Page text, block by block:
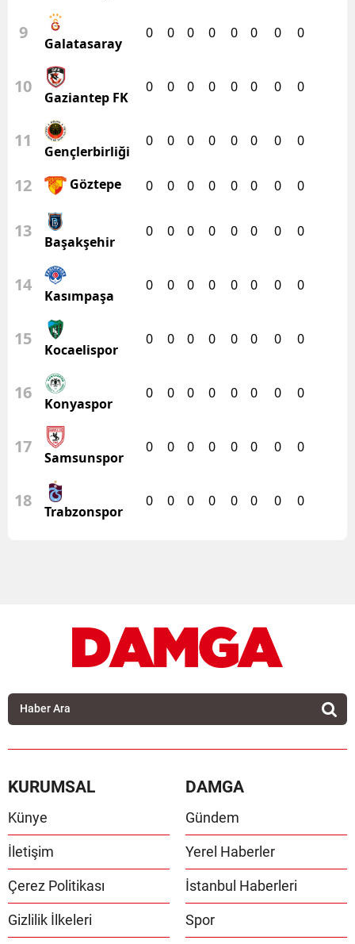
9
Galatasaray
0 0 0 0 0 0 0 0
10
Gaziantep FK
0 0 0 0 0 0 0 0
11
Gençlerbirliği
0 0 0 0 0 0 0 0
12 Göztepe 0 0 0 0 0 0 0 0
13
Başakşehir
0 0 0 0 0 0 0 0
14
Kasımpaşa
0 0 0 0 0 0 0 0
15
Kocaelispor
0 0 0 0 0 0 0 0
16
Konyaspor
0 0 0 0 0 0 0 0
17
Samsunspor
0 0 0 0 0 0 0 0
18
Trabzonspor
0 0 0 0 0 0 0 0
KURUMSAL
Künye
İletişim
Çerez Politikası
Gizlilik İlkeleri
DAMGA
Gündem
Yerel Haberler
İstanbul Haberleri
Spor